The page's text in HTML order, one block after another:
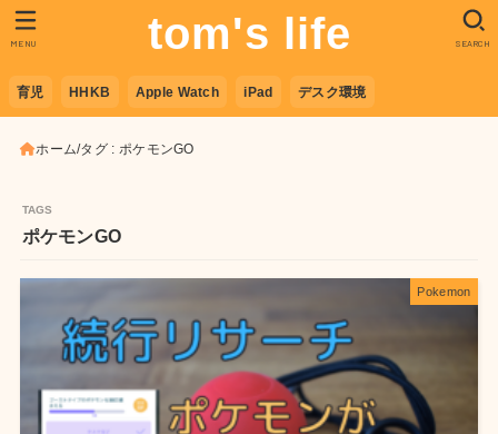
tom's life
育児 HHKB Apple Watch iPad デスク環境
SEARCH
MENU
ホーム タグ : ポケモンGO
ポケモンGO
Pokemon